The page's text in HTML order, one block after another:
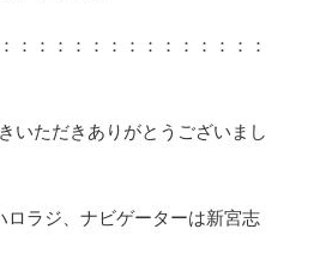
：：：：：：：：：：：：：：
いただきありがとうございまし
ロラジ、ナビゲーターは新宮志